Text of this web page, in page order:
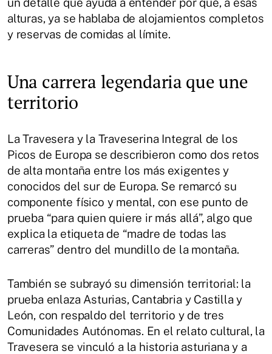
alturas, ya se hablaba de alojamientos completos
y reservas de comidas al límite.
Una carrera legendaria que une
territorio
La Travesera y la Traveserina Integral de los
Picos de Europa se describieron como dos retos
de alta montaña entre los más exigentes y
conocidos del sur de Europa. Se remarcó su
componente físico y mental, con ese punto de
prueba “para quien quiere ir más allá”, algo que
explica la etiqueta de “madre de todas las
carreras” dentro del mundillo de la montaña.
También se subrayó su dimensión territorial: la
prueba enlaza Asturias, Cantabria y Castilla y
León, con respaldo del territorio y de tres
Comunidades Autónomas. En el relato cultural, la
Travesera se vinculó a la historia asturiana y a